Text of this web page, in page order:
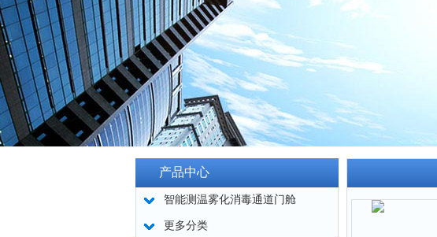
产品中心
智能测温雾化消毒通道门舱
更多分类